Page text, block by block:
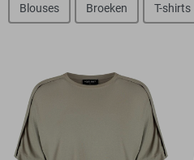
Blouses Broeken T-shirts